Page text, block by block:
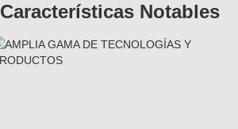
Características Notables